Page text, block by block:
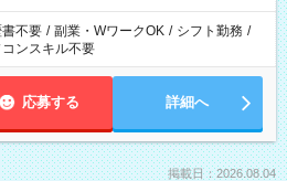
書不要 / 副業・WワークOK / シフト勤務 /
ンスキル不要
応募する 詳細へ
掲載日：2026.08.04